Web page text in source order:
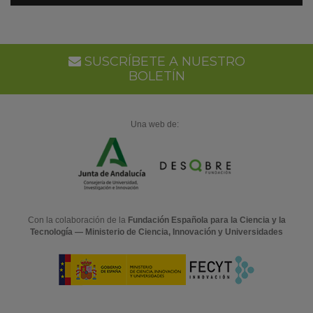
en
SUSCRÍBETE A NUESTRO
BOLETÍN
Una web de:
Con la colaboración de la Fundación Española para la Ciencia y la
Tecnología — Ministerio de Ciencia, Innovación y Universidades